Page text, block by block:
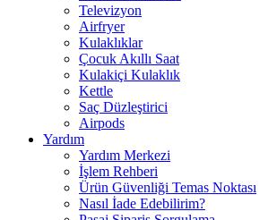
Televizyon
Airfryer
Kulaklıklar
Çocuk Akıllı Saat
Kulakiçi Kulaklık
Kettle
Saç Düzleştirici
Airpods
Yardım
Yardım Merkezi
İşlem Rehberi
Ürün Güvenliği Temas Noktası
Nasıl İade Edebilirim?